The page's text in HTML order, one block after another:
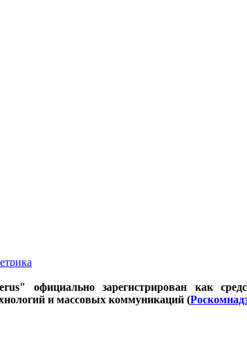
официально зарегистрирован как
и массовых коммуникаций (